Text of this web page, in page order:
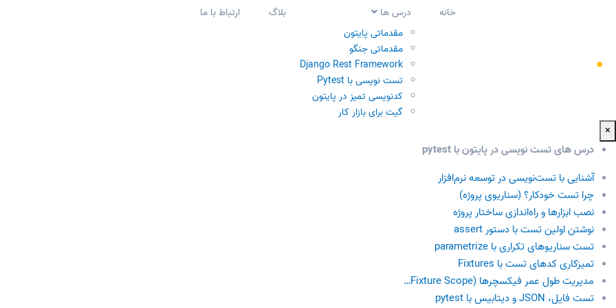
خانه
درس ها
مقدماتی پایتون
مقدماتی جنگو
Django Rest Framework
تست نویسی با Pytest
کدنویسی تمیز در پایتون
گیت برای بازار کار
بلاگ ارتباط با ما
×
درس های تست نویسی در پایتون با pytest
آشنایی با تست‌نویسی در توسعه نرم‌افزار
چرا تست خودکار؟ (سناریوی پروژه)
نصب ابزارها و راه‌اندازی ساختار پروژه
نوشتن اولین تست با دستور assert
تست سناریوهای تکراری با parametrize
تمیزکاری کدهای تست با Fixtures
مدیریت طول عمر فیکسچرها (Fixture Scope…
تست فایل، JSON و دیتابیس با pytest